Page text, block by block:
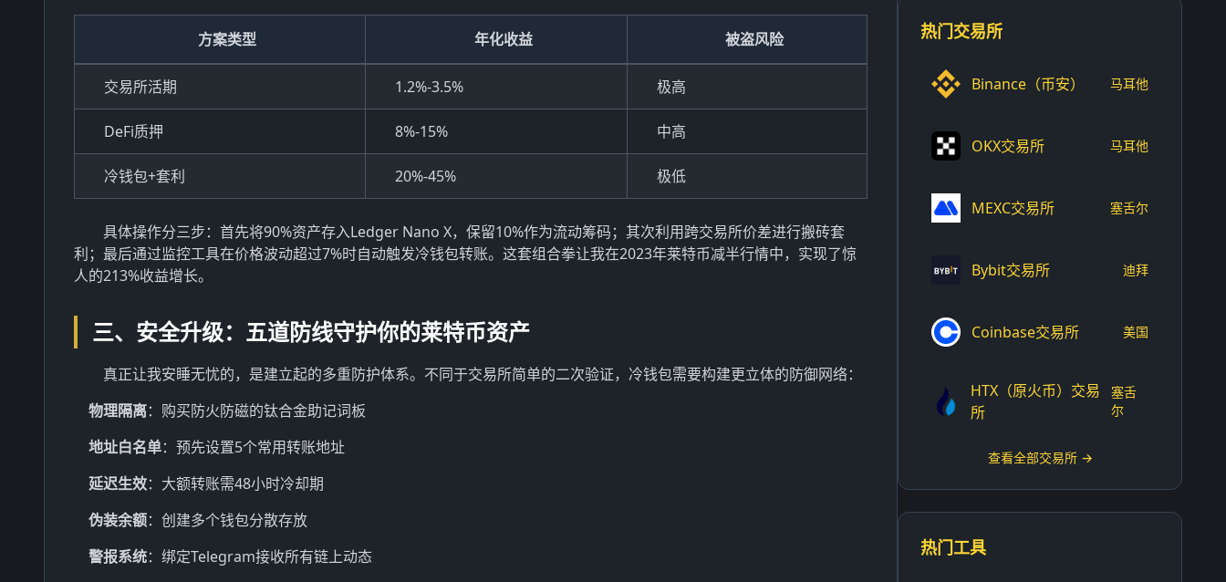
方案类型 年化收益 被盗风险
交易所活期 1.2%-3.5% 极高
DeFi质押 8%-15% 中高
冷钱包+套利 20%-45% 极低
具体操作分三步：首先将90%资产存入Ledger Nano X，保留10%作为流动筹码；其次利用跨交易所价差进行搬砖套
利；最后通过监控工具在价格波动超过7%时自动触发冷钱包转账。这套组合拳让我在2023年莱特币减半行情中，实现了惊
人的213%收益增长。
三、安全升级：五道防线守护你的莱特币资产
真正让我安睡无忧的，是建立起的多重防护体系。不同于交易所简单的二次验证，冷钱包需要构建更立体的防御网络：
物理隔离：购买防火防磁的钛合金助记词板
地址白名单：预先设置5个常用转账地址
延迟生效：大额转账需48小时冷却期
伪装余额：创建多个钱包分散存放
警报系统：绑定Telegram接收所有链上动态
热门交易所
Binance（币安） 马耳他
OKX交易所 马耳他
MEXC交易所 塞舌尔
Bybit交易所 迪拜
Coinbase交易所 美国
HTX（原火币）交易
所
塞舌
尔
查看全部交易所 →
热门工具